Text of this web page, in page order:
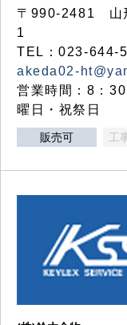
〒990-2481 山
1
TEL：023-644-
akeda02-
営業時間：8：
曜日・祝祭日
販売可 工